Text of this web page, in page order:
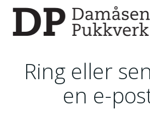
Skip
to
content
Ring eller
en e-